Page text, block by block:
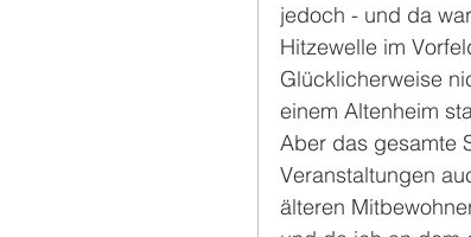
jedoch - und da
Hitzewelle im
Glücklicherweise
einem Altenheim
Aber das gesamte
Veranstaltungen
älteren